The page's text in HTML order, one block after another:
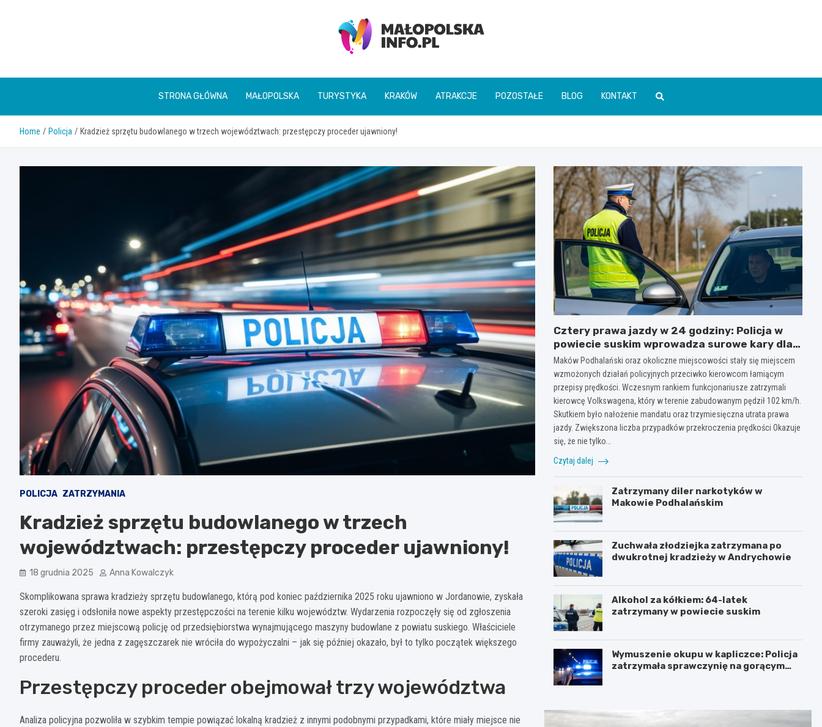
Małopolska Info
STRONA GŁÓWNA MAŁOPOLSKA TURYSTYKA KRAKÓW ATRAKCJE POZOSTAŁE BLOG KONTAKT
Home Policja Kradzież sprzętu budowlanego w trzech województwach: przestępczy proceder ujawniony!
POLICJA ZATRZYMANIA
Kradzież sprzętu budowlanego w trzech
województwach: przestępczy proceder ujawniony!
18 grudnia 2025 Anna Kowalczyk
Skomplikowana sprawa kradzieży sprzętu budowlanego, którą pod koniec października 2025 roku ujawniono w Jordanowie, zyskała
szeroki zasięg i odsłoniła nowe aspekty przestępczości na terenie kilku województw. Wydarzenia rozpoczęły się od zgłoszenia
otrzymanego przez miejscową policję od przedsiębiorstwa wynajmującego maszyny budowlane z powiatu suskiego. Właściciele
firmy zauważyli, że jedna z zagęszczarek nie wróciła do wypożyczalni – jak się później okazało, był to tylko początek większego
procederu.
Przestępczy proceder obejmował trzy województwa
Analiza policyjna pozwoliła w szybkim tempie powiązać lokalną kradzież z innymi podobnymi przypadkami, które miały miejsce nie
Cztery prawa jazdy w 24 godziny: Policja w
powiecie suskim wprowadza surowe kary dla
piratów drogowych!
Maków Podhalański oraz okoliczne miejscowości stały się miejscem
wzmożonych działań policyjnych przeciwko kierowcom łamiącym
przepisy prędkości. Wczesnym rankiem funkcjonariusze zatrzymali
kierowcę Volkswagena, który w terenie zabudowanym pędził 102 km/h.
Skutkiem było nałożenie mandatu oraz trzymiesięczna utrata prawa
jazdy. Zwiększona liczba przypadków przekroczenia prędkości Okazuje
się, że nie tylko…
Czytaj dalej
Zatrzymany diler narkotyków w
Makowie Podhalańskim
Zuchwała złodziejka zatrzymana po
dwukrotnej kradzieży w Andrychowie
Alkohol za kółkiem: 64-latek
zatrzymany w powiecie suskim
Wymuszenie okupu w kapliczce: Policja
zatrzymała sprawczynię na gorącym